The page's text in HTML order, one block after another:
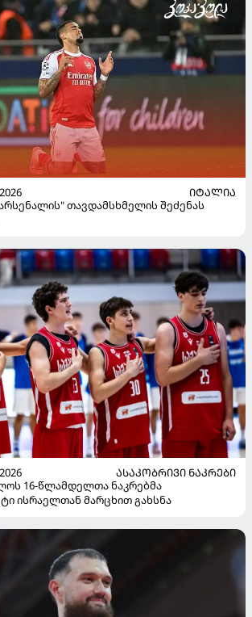
ᲘᲢᲐᲚᲘᲐ
თავდამსხმელის შეძენას
ᲐᲡᲐᲙᲝᲑᲠᲘᲕᲘ ᲜᲐᲙᲠᲔᲑᲘ
16-წლამდელთა ნაკრებმა
ისრაელთან მარცხით გახსნა